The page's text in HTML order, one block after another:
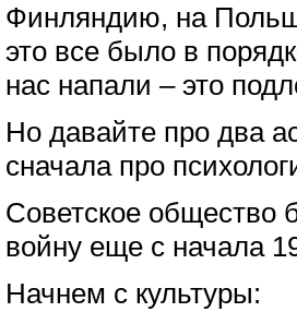
Финляндию, на
это все было в
нас напали – это
Но давайте про два
сначала про
Советское общество
войну еще с начала
Начнем с культуры: